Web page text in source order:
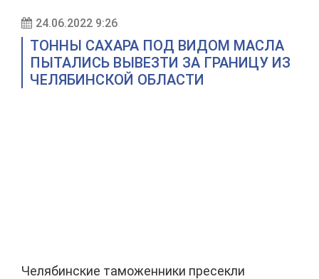
24.06.2022 9:26
ТОННЫ САХАРА ПОД ВИДОМ МАСЛА
ПЫТАЛИСЬ ВЫВЕЗТИ ЗА ГРАНИЦУ ИЗ
ЧЕЛЯБИНСКОЙ ОБЛАСТИ
Челябинские таможенники пресекли